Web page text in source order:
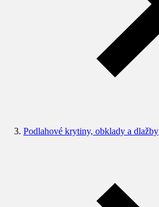
Podlahové krytiny, obklady a dlažby